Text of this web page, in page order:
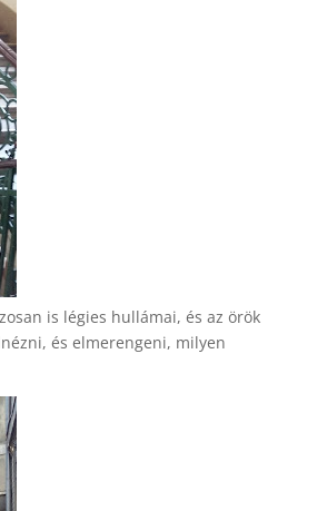
is légies hullámai, és az örök
és elmerengeni, milyen